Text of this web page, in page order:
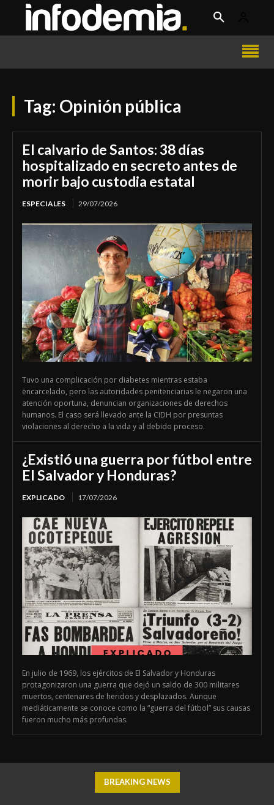
Tag: Opinión pública
El calvario de Santos: 38 días
hospitalizado en secreto antes de
morir bajo custodia estatal
ESPECIALES 29/07/2026
Tuvo una complicación por diabetes mientras estaba
encarcelado, pero las autoridades penitenciarias le negaron una
atención oportuna, denuncian organizaciones de derechos
humanos. El caso será llevado ante la CIDH por presuntas
violaciones al derecho a la vida y al debido proceso.
¿Existió una guerra por fútbol entre
El Salvador y Honduras?
EXPLICADO 17/07/2026
En julio de 1969, los ejércitos de El Salvador y Honduras
protagonizaron una guerra que dejó un saldo de 300 militares
muertos, centenares de heridos y desplazados. Aunque
mediáticamente se conoce como la “guerra del fútbol” sus causas
fueron mucho más profundas.
BREAKING NEWS